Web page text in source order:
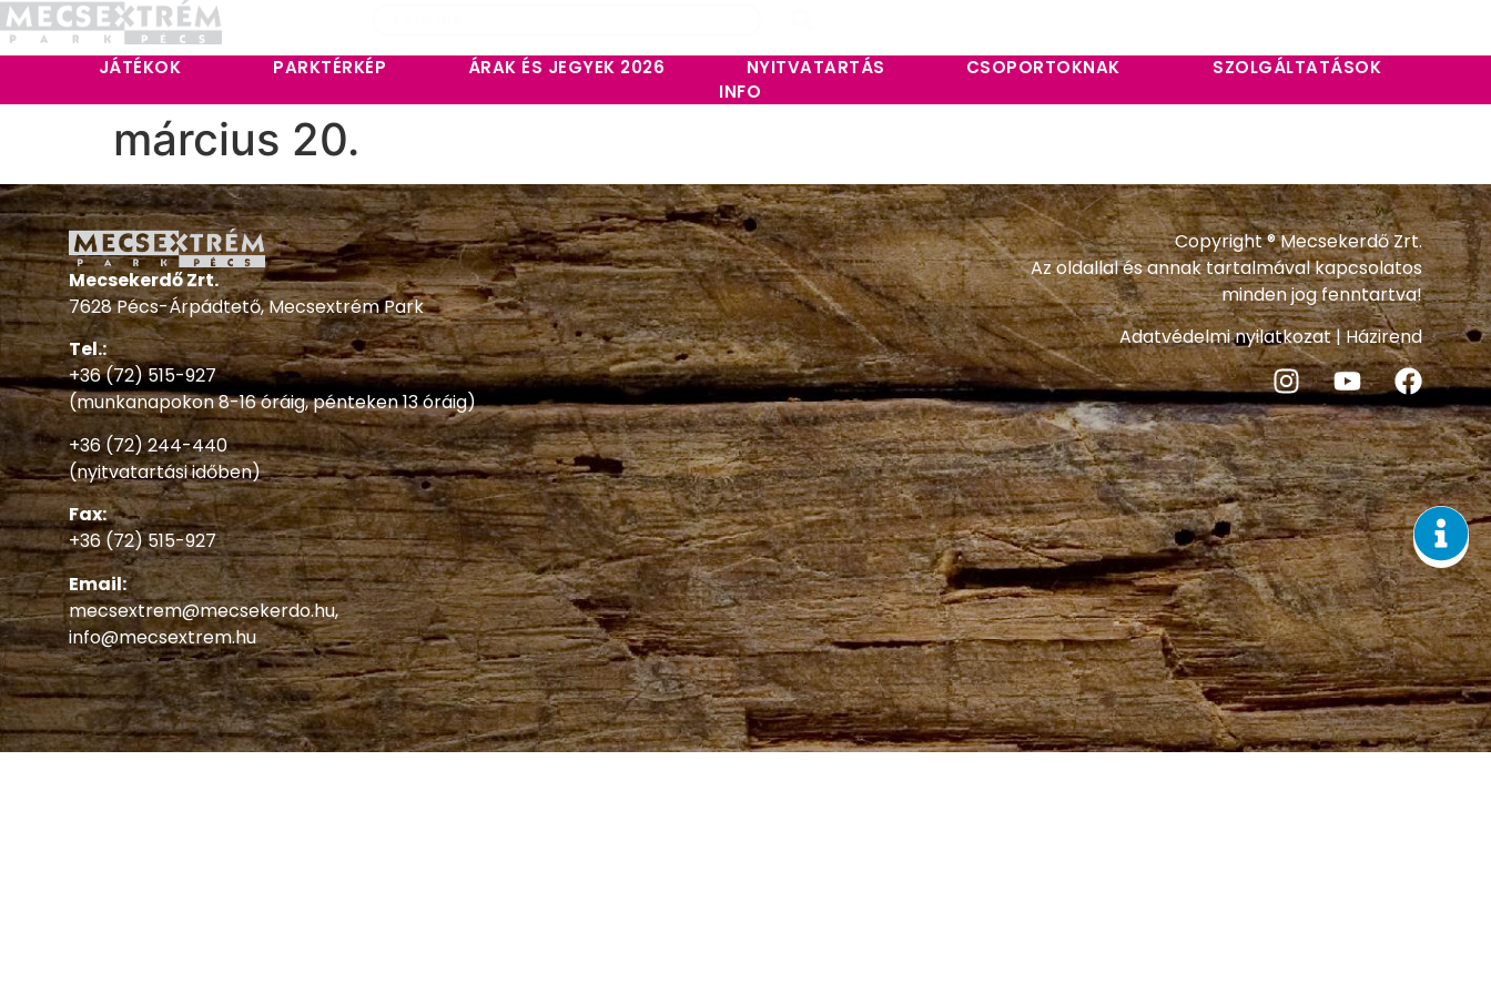
JÁTÉKOK PARKTÉRKÉP ÁRAK ÉS JEGYEK 2026 NYITVATARTÁS CSOPORTOKNAK
SZOLGÁLTATÁSOK
INFO
március 20.
Mecsekerdő Zrt.
7628 Pécs-Árpádtető, Mecsextrém Park
Tel.:
+36 (72) 515-927
(munkanapokon 8-16 óráig, pénteken 13 óráig)
+36 (72) 244-440
(nyitvatartási időben)
Fax:
+36 (72) 515-927
Email:
mecsextrem@mecsekerdo.hu,
info@mecsextrem.hu
Copyright ® Mecsekerdő Zrt.
Az oldallal és annak tartalmával kapcsolatos
minden jog fenntartva!
Adatvédelmi nyilatkozat|Házirend